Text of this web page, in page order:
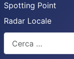
Spotting Point
Radar Locale